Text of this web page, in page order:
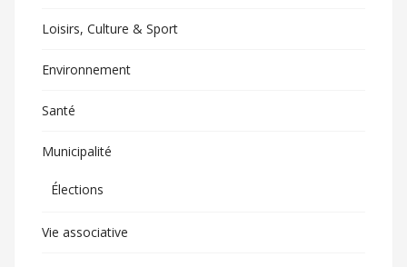
Loisirs, Culture & Sport
Environnement
Santé
Municipalité
Élections
Vie associative